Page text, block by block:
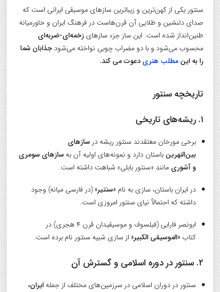
سنتور یکی از کهن‌ترین و زیباترین سازهای موسیقی ایرانی است که
صدای دلنشین و طلایی آن قرن‌هاست در فرهنگ ایران و خاورمیانه
طنین‌انداز شده است. این ساز جزء سازهای زخمه‌ای-ضربه‌ای
محسوب می‌شود و با دو مضراب چوبی نواخته می‌شود.جذابان شما
را به این مطلب هنری دعوت می کند.
تاریخچه سنتور
۱. ریشه‌های تاریخی
برخی مورخان معتقدند سنتور ریشه درسازهای
بین‌النهرین باستان دارد و نمونه‌های اولیه آن به سازهای سومری
و آشوری مانند «سنتور بابلی» شباهت داشته است.
در ایران باستان، سازی به نام «سنتیر» (در فارسی میانه) وجود
داشته که احتمالاً نیای سنتور امروزی است.
ابونصر فارابی (فیلسوف و موسیقیدان قرن ۴ هجری) در
کتاب «الموسیقی الکبیر» از سازی شبیه سنتور نام برده است.
۲. سنتور در دوره اسلامی و گسترش آن
سنتور در دوران اسلامی در سرزمین‌های مختلف از جمله ایران،